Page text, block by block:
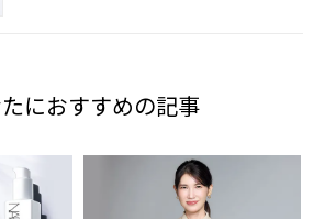
におすすめの記事